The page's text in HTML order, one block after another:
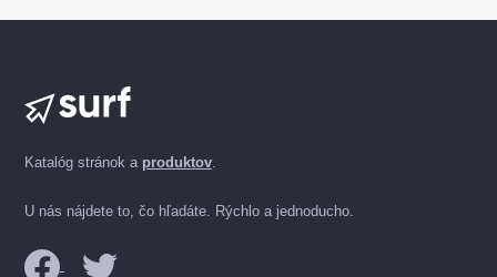
Katalóg stránok a produktov.
U nás nájdete to, čo hľadáte. Rýchlo a jednoducho.